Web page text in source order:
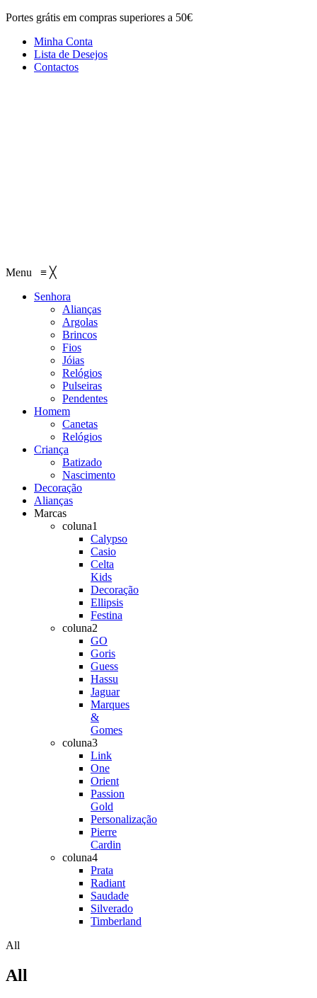
Portes grátis em compras superiores a 50€
Minha Conta
Lista de Desejos
Contactos
Menu ≡ ╳
Senhora
Alianças
Argolas
Brincos
Fios
Jóias
Relógios
Pulseiras
Pendentes
Homem
Canetas
Relógios
Criança
Batizado
Nascimento
Decoração
Alianças
Marcas
coluna1
Calypso
Casio
Celta
Kids
Decoração
Ellipsis
Festina
coluna2
GO
Goris
Guess
Hassu
Jaguar
Marques
&
Gomes
coluna3
Link
One
Orient
Passion
Gold
Personalização
Pierre
Cardin
coluna4
Prata
Radiant
Saudade
Silverado
Timberland
All
All